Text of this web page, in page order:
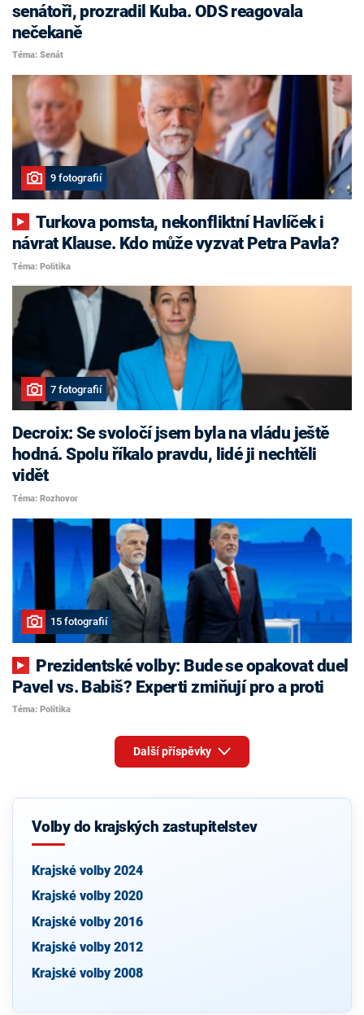
senátoři, prozradil Kuba. ODS reagovala
nečekaně
Téma: Senát
9 fotografií
Turkova pomsta, nekonfliktní Havlíček i
návrat Klause. Kdo může vyzvat Petra Pavla?
Téma: Politika
7 fotografií
Decroix: Se svoločí jsem byla na vládu ještě
hodná. Spolu říkalo pravdu, lidé ji nechtěli
vidět
Téma: Rozhovor
15 fotografií
Pavel vs. Babiš? Experti zmiňují pro a proti
Téma: Politika
Další příspěvky
Volby do krajských zastupitelstev
Krajské volby 2024
Krajské volby 2020
Krajské volby 2016
Krajské volby 2012
Krajské volby 2008